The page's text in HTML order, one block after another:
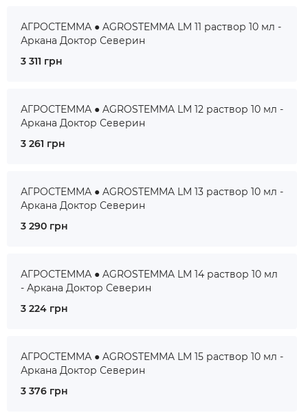
АГРОСТЕММА ● AGROSTEMMA LM 11 раствор 10 мл -
Аркана Доктор Северин
3 311 грн
АГРОСТЕММА ● AGROSTEMMA LM 12 раствор 10 мл -
Аркана Доктор Северин
3 261 грн
АГРОСТЕММА ● AGROSTEMMA LM 13 раствор 10 мл -
Аркана Доктор Северин
3 290 грн
АГРОСТЕММА ● AGROSTEMMA LM 14 раствор 10 мл
- Аркана Доктор Северин
3 224 грн
АГРОСТЕММА ● AGROSTEMMA LM 15 раствор 10 мл -
Аркана Доктор Северин
3 376 грн